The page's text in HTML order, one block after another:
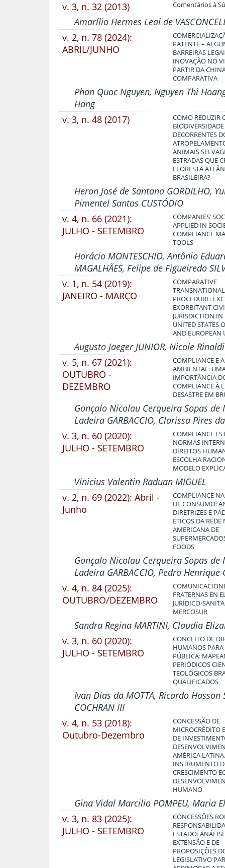
v. 3, n. 32 (2013)
Comentários à
Amarílio Hermes Leal de
v. 2, n. 78 (2024):
ABRIL/JUNHO
PATENTE –
BARREIRAS
INOVAÇÃO NO
PARTIR DA
COMPARATIVA
Phan Quoc Nguyen, Nguyen Thi
Hang
v. 3, n. 48 (2017)
COMO REDUZIR
BIODIVERSIDADE
DECORRENTES
ANIMAIS
ESTRADAS QUE
FLORESTA
BRASILEIRA?
Heron José de Santana GORDILHO,
Pimentel Santos CUSTÓDIO
v. 4, n. 66 (2021):
JULHO - SETEMBRO
COMPANIES’
APPLIED IN
COMPLIANCE
TOOLS
Horácio MONTESCHIO, Antônio
MAGALHÃES, Felipe de Figueiredo
v. 1, n. 54 (2019):
JANEIRO - MARÇO
COMPARATIVE
PROCEDURE:
EXORBITANT
JURISDICTION IN
UNITED STATES
AND EUROPEAN
Augusto Jaeger JUNIOR, Nicole Rinaldi
v. 5, n. 67 (2021):
OUTUBRO -
DEZEMBRO
COMPLIANCE E
AMBIENTAL:
IMPORTÂNCIA
COMPLIANCE À
DESASTRE EM
Gonçalo Nicolau Cerqueira Sopas de
Ladeira GARBACCIO, Clarissa Pires
v. 3, n. 60 (2020):
JULHO - SETEMBRO
COMPLIANCE
NORMAS
DIREITOS
ESCOLHA
MODELO
Vinicius Valentin Raduan MIGUEL
v. 2, n. 69 (2022): Abril -
Junho
COMPLIANCE
DE CONSUMO:
DIRETRIZES E
ÉTICOS DA REDE
AMERICANA DE
FOODS
Gonçalo Nicolau Cerqueira Sopas de
Ladeira GARBACCIO, Pedro Henrique
v. 4, n. 84 (2025):
OUTUBRO/DEZEMBRO
FRATERNAS EN
JURÍDICO-
MERCOSUR
Sandra Regina MARTINI, Claudia
v. 3, n. 60 (2020):
JULHO - SETEMBRO
CONCEITO DE
HUMANOS
PÚBLICA:
PERIÓDICOS
TEOLÓGICOS
QUALIFICADOS
Ivan Dias da MOTTA, Ricardo Hasson
COCHRAN III
v. 4, n. 53 (2018):
Outubro-Dezembro
CONCESSÃO DE
MICROCRÉDITO
DE
AMÉRICA
INSTRUMENTO
CRESCIMENTO
HUMANO
Gina Vidal Marcilio POMPEU, Maria
v. 3, n. 83 (2025):
JULHO - SETEMBRO
CONCESSÕES
ESTADO:
EXTENSÃO E DE
PROPOSIÇÕES
LEGISLATIVO